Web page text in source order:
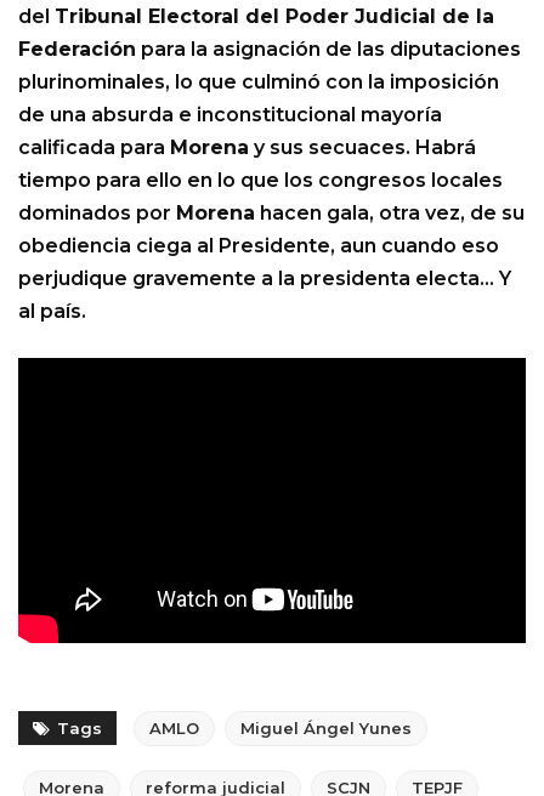
del Tribunal Electoral del Poder Judicial de la
Federación para la asignación de las diputaciones
plurinominales, lo que culminó con la imposición
de una absurda e inconstitucional mayoría
calificada para Morena y sus secuaces. Habrá
tiempo para ello en lo que los congresos locales
dominados por Morena hacen gala, otra vez, de su
obediencia ciega al Presidente, aun cuando eso
perjudique gravemente a la presidenta electa… Y
al país.
Tags AMLO Miguel Ángel Yunes
Morena reforma judicial SCJN TEPJF